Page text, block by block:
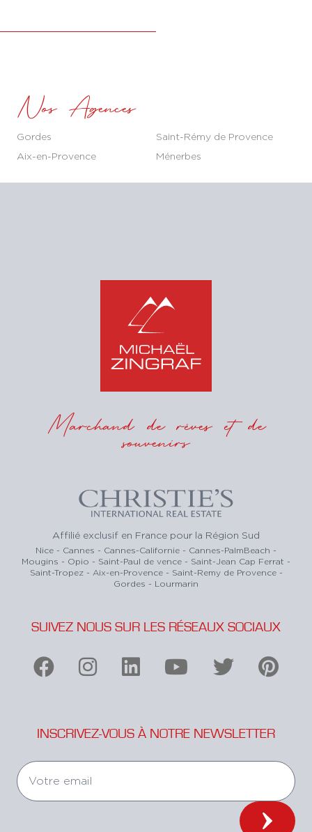
Nos Agences
Gordes
Saint-Rémy de Provence
Aix-en-Provence
Ménerbes
Marchand de rêves et de
souvenirs
Affilié exclusif en France pour la Région Sud
Nice - Cannes - Cannes-Californie - Cannes-PalmBeach -
Mougins - Opio - Saint-Paul de vence - Saint-Jean Cap Ferrat -
Saint-Tropez - Aix-en-Provence - Saint-Remy de Provence -
Gordes - Lourmarin
SUIVEZ NOUS SUR LES RÉSEAUX SOCIAUX
INSCRIVEZ-VOUS À NOTRE NEWSLETTER